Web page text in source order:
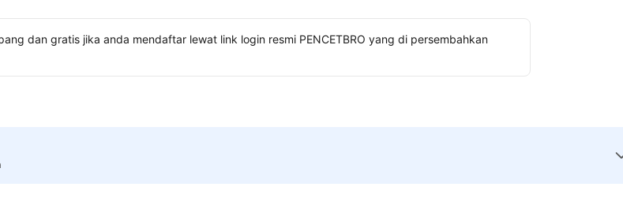
dan gratis jika anda mendaftar lewat link login resmi PENCETBRO yang di persembahkan